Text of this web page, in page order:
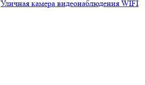
Уличная камера видеонаблюдения WIFI